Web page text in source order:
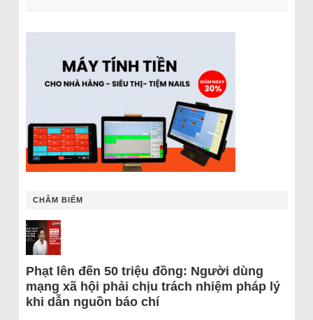
CHÂM BIẾM
Phạt lên đến 50 triệu đồng: Người dùng
mạng xã hội phải chịu trách nhiệm pháp lý
khi dẫn nguồn báo chí